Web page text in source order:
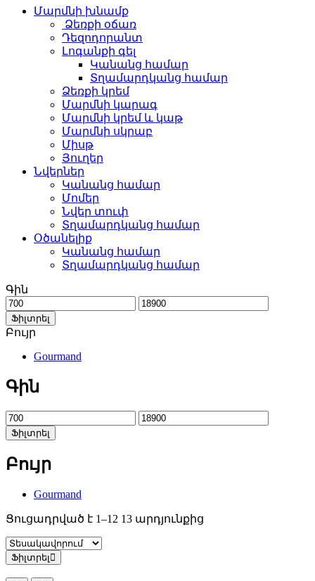
Մարմնի խնամք
Ձեռքի օճառ
Դեզոդորանտ
Լոգանքի գել
Կանանց համար
Տղամարդկանց համար
Ձեռքի կրեմ
Մարմնի կարագ
Մարմնի կրեմ և կաթ
Մարմնի սկրաբ
Միսթ
Յուղեր
Նվերներ
Կանանց համար
Մոմեր
Նվեր տուփ
Տղամարդկանց համար
Օծանելիք
Կանանց համար
Տղամարդկանց համար
Գին
Նվազագույնը
Առավելագույնը
Ֆիլտրել
Բույր
Gourmand
Գին
Նվազագույնը Առավելագույնը
Ֆիլտրել
Բույր
Gourmand
Ցուցադրված է 1–12 13 արդյունքից
Ֆիլտրել